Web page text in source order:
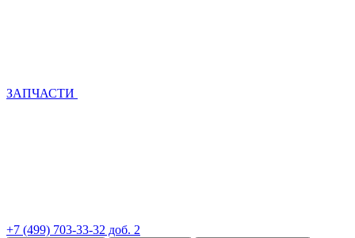
ЗАПЧАСТИ
+7 (499) 703-33-32 доб. 2